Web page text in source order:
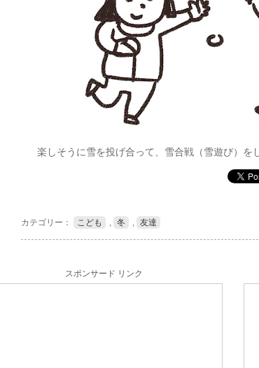
楽しそうに雪を投げ合って、雪合戦（雪遊び）を
カテゴリー： こども , 冬 , 友達
スポンサード リンク